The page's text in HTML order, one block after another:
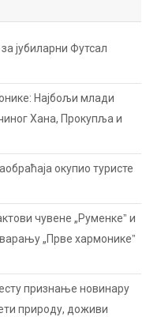
јубиларни Футсал
Најбољи млади
Хана, Прокупља и
окупио туристе
чувене „Руменкеˮ и
„Прве хармоникеˮ
признање новинару
природу, доживи